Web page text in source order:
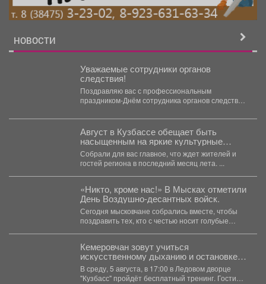
НОВОСТИ
Уважаемые сотрудники органов
следствия!
Поздравляю вас с профессиональным
праздником-Днём сотрудника органов следствия
не...
Август в Кузбассе обещает быть
насыщенным на яркие культурные
события.
Собрали для вас главное, что ждет жителей и
гостей региона в последний месяц лета. ...
«Никто, кроме нас!» В Мысках отметили
День Воздушно-десантных войск.
Сегодня мысковчане собрались вместе, чтобы
поздравить тех, кто с честью носит голубые
Кемеровчан зовут учиться
искусственному дыханию и остановке
кровотечения
В среду, 5 августа, в 17:00 в Ледовом дворце
"Кузбасс" пройдёт бесплатный тренинг. Гости